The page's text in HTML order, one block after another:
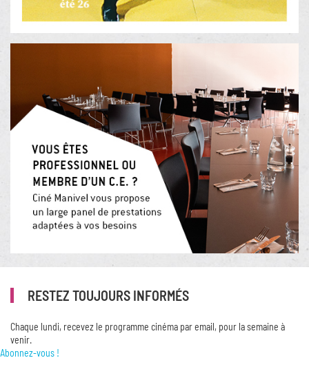
RESTEZ TOUJOURS INFORMÉS
Chaque lundi, recevez le programme cinéma par email, pour la semaine à
venir.
Abonnez-vous !